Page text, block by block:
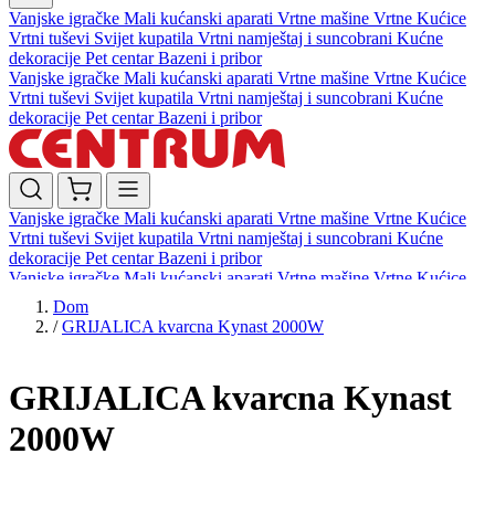
Vanjske igračke Mali kućanski aparati Vrtne mašine Vrtne Kućice
Vrtni tuševi Svijet kupatila Vrtni namještaj i suncobrani Kućne
dekoracije Pet centarBazeni i pribor
Vanjske igračke Mali kućanski aparati Vrtne mašine Vrtne Kućice
Vrtni tuševi Svijet kupatila Vrtni namještaj i suncobrani Kućne
dekoracije Pet centarBazeni i pribor
Vanjske igračke Mali kućanski aparati Vrtne mašine Vrtne Kućice
Vrtni tuševi Svijet kupatila Vrtni namještaj i suncobrani Kućne
dekoracije Pet centarBazeni i pribor
Vanjske igračke Mali kućanski aparati Vrtne mašine Vrtne Kućice
Vrtni tuševi
dekoracijePet centar Bazeni i pribor
Dom
/ GRIJALICA kvarcna Kynast 2000W
GRIJALICA kvarcna Kynast
2000W